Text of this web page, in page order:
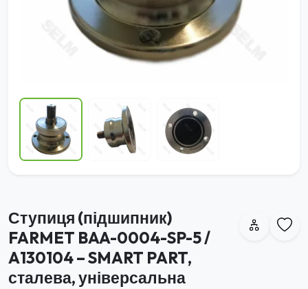
Ступиця (підшипник)
FARMET BAA-0004-SP-5 /
A130104 – SMART PART,
сталева, універсальна